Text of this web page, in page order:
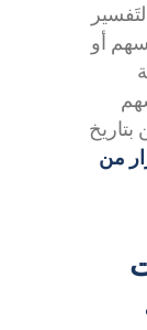
أو
بتاريخ
من